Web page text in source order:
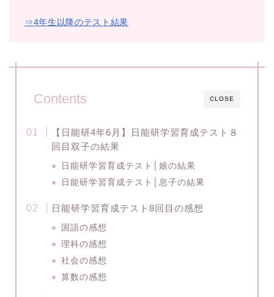
⇒4年生以降のテスト結果
CLOSE
Contents
【日能研4年6月】日能研学習育成テスト８
回目双子の結果
日能研学習育成テスト│娘の結果
日能研学習育成テスト│息子の結果
日能研学習育成テスト8回目の感想
国語の感想
理科の感想
社会の感想
算数の感想